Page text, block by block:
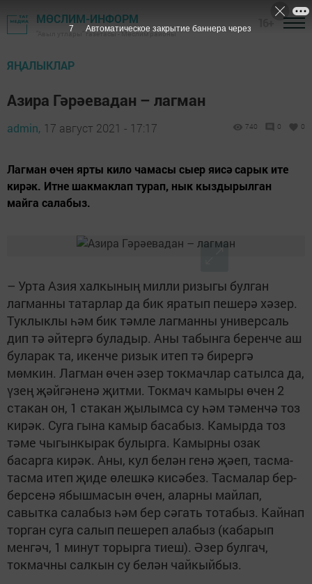
МӨСЛИМ-ИНФОРМ
"Авыл утлары" газетасы - Мөслим районы
ЯҢАЛЫКЛАР
Азира Гәрәевадан – лагман
admin, 17 август 2021 - 17:17 740 0 0
Лагман өчен ярты кило чамасы сыер яисә сарык ите
кирәк. Итне шакмаклап турап, нык кыздырылган
майга салабыз.
– Урта Азия халкының милли ризыгы булган
лагманны татарлар да бик яратып пешерә хәзер.
Туклыклы һәм бик тәмле лагманны универсаль
дип тә әйтергә буладыр. Аны табынга беренче аш
буларак та, икенче ризык итеп тә бирергә
мөмкин. Лагман өчен әзер токмачлар сатылса да,
үзең җәйгәненә җитми. Токмач камыры өчен 2
стакан он, 1 стакан җылымса су һәм тәменчә тоз
кирәк. Суга гына камыр басабыз. Камырда тоз
тәме чыгынкырак булырга. Камырны озак
басарга кирәк. Аны, кул белән генә җәеп, тасма-
тасма итеп җиде өлешкә кисәбез. Тасмалар бер-
берсенә ябышмасын өчен, аларны майлап,
савытка салабыз һәм бер сәгать тотабыз. Кайнап
торган суга салып пешереп алабыз (кабарып
менгәч, 1 минут торырга тиеш). Әзер булгач,
токмачны салкын су белән чайкыйбыз.
6 Автоматическое закрытие баннера через